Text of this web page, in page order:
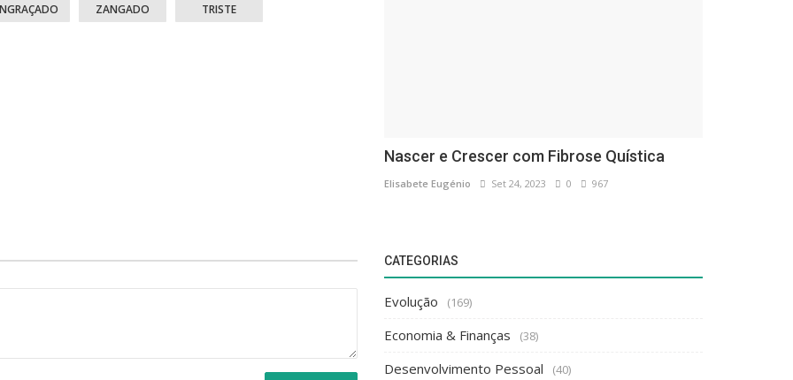
necessitar de esclarecimentos.
ZANGADO TRISTE
Nascer e Crescer com Fibrose Quística
Elisabete Eugénio Set 24, 2023 0 967
CATEGORIAS
Evolução (169)
Economia & Finanças (38)
Desenvolvimento Pessoal (40)